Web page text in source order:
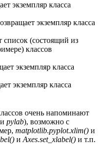
экземпляр класса
экземпляр класса
список (состоящий из
классов
экземпляр класса
экземпляр класса
очень напоминают
pylab), возможно с
matplotlib.pyplot.xlim() и
иAxes.set_xlabel() и т.п.